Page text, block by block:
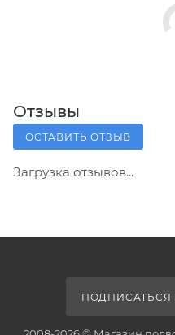
Отзывы
ОСТАВИТЬ ОТЗЫВ
Загрузка отзывов...
ПОДПИСАТЬСЯ